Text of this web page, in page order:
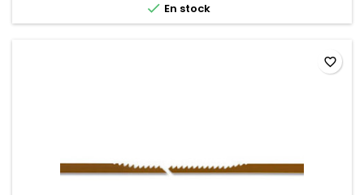
 En stock
favorite_border